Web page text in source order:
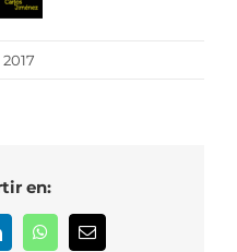
en:
WhatsAppCorreo